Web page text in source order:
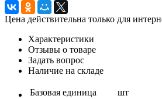
Цена действительна только для
Характеристики
Отзывы о товаре
Задать вопрос
Наличие на складе
Базовая единица
шт